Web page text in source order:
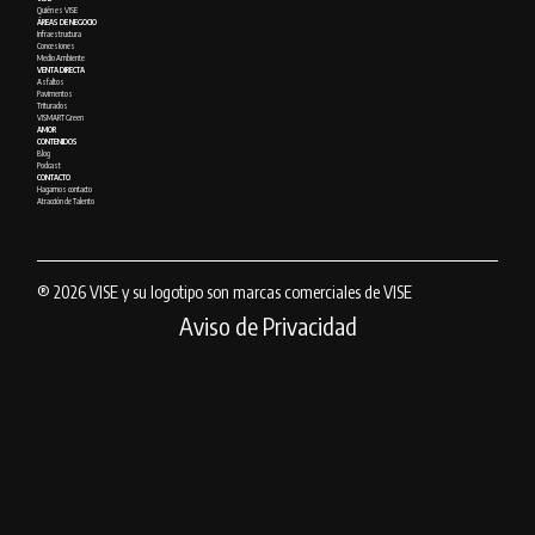
Quién es VISE
ÁREAS DE NEGOCIO
Infraestructura
Concesiones
Medio Ambiente
VENTA DIRECTA
Asfaltos
Pavimentos
Triturados
VISMART Green
AMOR
CONTENIDOS
Blog
Podcast
CONTACTO
Hagamos contacto
Atracción de Talento
® 2026 VISE y su logotipo son marcas comerciales de VISE
Aviso de Privacidad